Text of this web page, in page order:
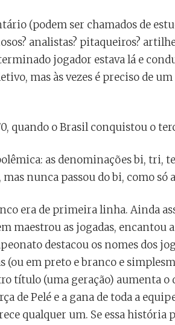
(podem ser chamados de
analistas? pitaqueiros?
jogador estava lá e
mas às vezes é preciso de
quando o Brasil conquistou o
as denominações bi, tri,
nunca passou do bi, como só
era de primeira linha. Ainda
maestrou as jogadas,
destacou os nomes dos
(ou em preto e branco e
título (uma geração) aumenta o
de Pelé e a gana de toda a
qualquer um. Se essa história